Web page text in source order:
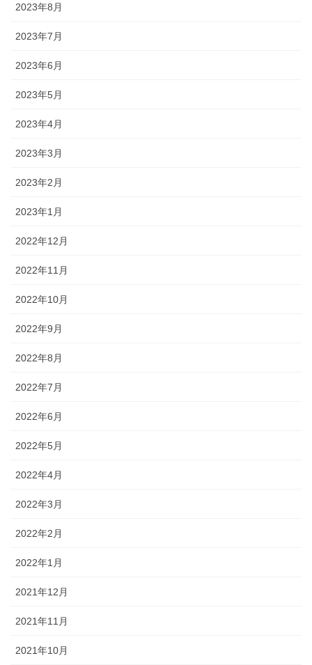
2023年8月
2023年7月
2023年6月
2023年5月
2023年4月
2023年3月
2023年2月
2023年1月
2022年12月
2022年11月
2022年10月
2022年9月
2022年8月
2022年7月
2022年6月
2022年5月
2022年4月
2022年3月
2022年2月
2022年1月
2021年12月
2021年11月
2021年10月